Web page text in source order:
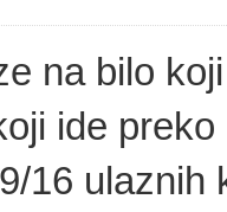
na bilo
ide
16